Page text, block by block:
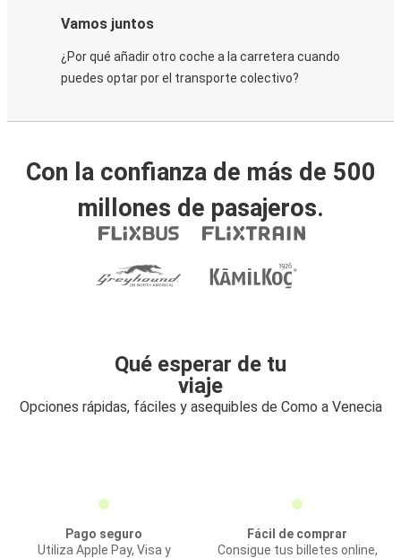
Vamos juntos
¿Por qué añadir otro coche a la carretera cuando
puedes optar por el transporte colectivo?
Con la confianza de más de 500
millones de pasajeros.
Qué esperar de tu
viaje
Opciones rápidas, fáciles y asequibles de Como a Venecia
Pago seguro
Utiliza Apple Pay, Visa y
Fácil de comprar
Consigue tus billetes online,